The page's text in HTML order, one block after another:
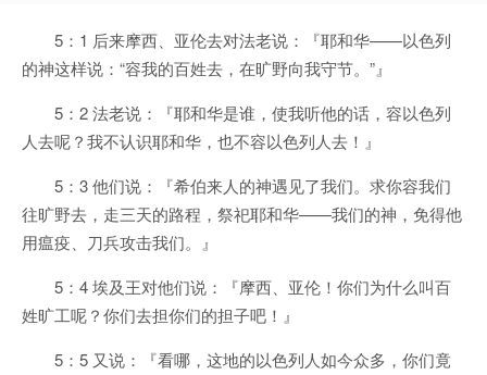
5：1 后来摩西、亚伦去对法老说：『耶和华——以色列
的神这样说：“容我的百姓去，在旷野向我守节。”』
5：2 法老说：『耶和华是谁，使我听他的话，容以色列
人去呢？我不认识耶和华，也不容以色列人去！』
5：3 他们说：『希伯来人的神遇见了我们。求你容我们
往旷野去，走三天的路程，祭祀耶和华——我们的神，免得他
用瘟疫、刀兵攻击我们。』
5：4 埃及王对他们说：『摩西、亚伦！你们为什么叫百
姓旷工呢？你们去担你们的担子吧！』
5：5 又说：『看哪，这地的以色列人如今众多，你们竟